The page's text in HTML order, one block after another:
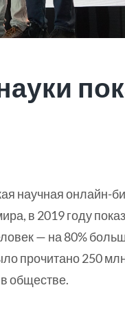
научная онлайн-
в 2019 году
— на 80%
прочитано 250
обществе.